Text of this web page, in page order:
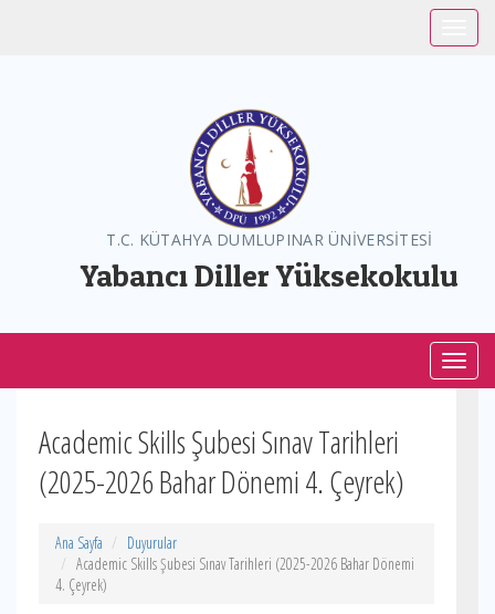
T.C. KÜTAHYA DUMLUPINAR ÜNİVERSİTESİ
Yabancı Diller Yüksekokulu
Academic Skills Şubesi Sınav Tarihleri
(2025-2026 Bahar Dönemi 4. Çeyrek)
Ana Sayfa
Duyurular
Academic Skills Şubesi Sınav Tarihleri (2025-2026 Bahar Dönemi
4. Çeyrek)